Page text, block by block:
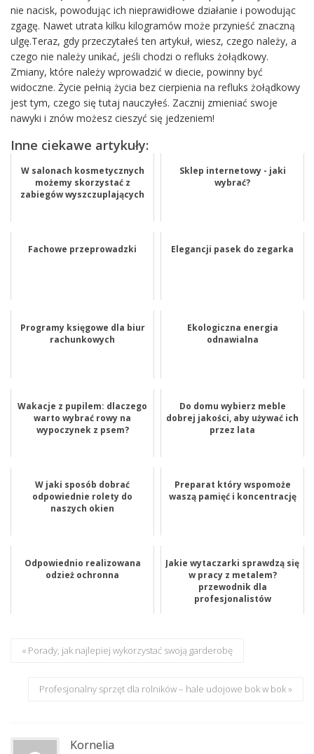
nie nacisk, powodując ich nieprawidłowe działanie i powodując
zgagę. Nawet utrata kilku kilogramów może przynieść znaczną
ulgę.Teraz, gdy przeczytałeś ten artykuł, wiesz, czego należy, a
czego nie należy unikać, jeśli chodzi o refluks żołądkowy.
Zmiany, które należy wprowadzić w diecie, powinny być
widoczne. Życie pełnią życia bez cierpienia na refluks żołądkowy
jest tym, czego się tutaj nauczyłeś. Zacznij zmieniać swoje
nawyki i znów możesz cieszyć się jedzeniem!
Inne ciekawe artykuły:
W salonach kosmetycznych
możemy skorzystać z
zabiegów wyszczuplających
Sklep internetowy - jaki
wybrać?
Fachowe przeprowadzki Elegancji pasek do zegarka
Programy księgowe dla biur
rachunkowych
Ekologiczna energia
odnawialna
Wakacje z pupilem: dlaczego
warto wybrać rowy na
wypoczynek z psem?
Do domu wybierz meble
dobrej jakości, aby używać ich
przez lata
W jaki sposób dobrać
odpowiednie rolety do
naszych okien
Preparat który wspomoże
waszą pamięć i koncentrację
Odpowiednio realizowana
odzież ochronna
Jakie wytaczarki sprawdzą się
w pracy z metalem?
przewodnik dla
profesjonalistów
« Porady, jak najlepiej wykorzystać swoją garderobę
Profesjonalny sprzęt dla rolników – hale udojowe bok w bok »
Kornelia